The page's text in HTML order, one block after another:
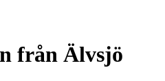
från Älvsjö